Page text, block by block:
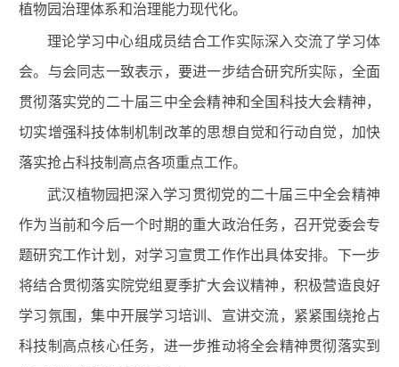
植物园 治理体系和治理能力现代化。
理论学习中心组成员结合工作实际深入交流了学习体
会。与会同志一致表示， 要进一步结合研究所实际，全面
贯彻落实党的二十届三中全会精神和全国科技大会精神，
切实增强科技体制机制改革的思想自觉和行动自觉，加快
落实抢占科技制高点各项重点工作。
武汉植物园把深入学习贯彻党的二十届三中全会精神
作为当前和今后一个时期的重大政治任务，召开党委会专
题研究工作计划，对学习宣贯工作作出具体安排。下一步
将结合贯彻落实院党组夏季扩大会议精神，积极营造良好
学习氛围，集中开展学习培训、宣讲交流，紧紧围绕抢占
科技制高点核心任务，进一步推动将全会精神贯彻落实到